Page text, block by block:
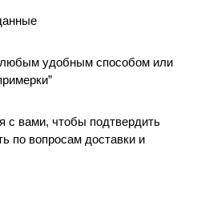
любым удобным способом или
вами, чтобы подтвердить
по вопросам доставки и